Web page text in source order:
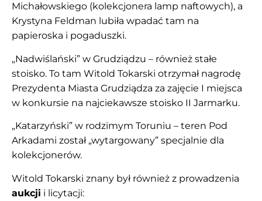
Michałowskiego (kolekcjonera lamp naftowych), a
Krystyna Feldman lubiła wpadać tam na
papieroska i pogaduszki.
„Nadwiślański” w Grudziądzu – również stałe
stoisko. To tam Witold Tokarski otrzymał nagrodę
Prezydenta Miasta Grudziądza za zajęcie I miejsca
w konkursie na najciekawsze stoisko II Jarmarku.
„Katarzyński” w rodzimym Toruniu – teren Pod
Arkadami został „wytargowany” specjalnie dla
kolekcjonerów.
Witold Tokarski znany był również z prowadzenia
aukcji i licytacji: